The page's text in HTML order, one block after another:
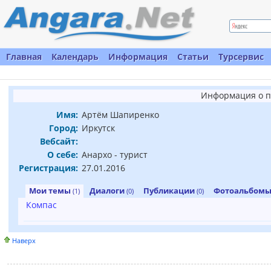
Главная Календарь Информация Статьи Турсервис
Информация о
Имя: Артём Шапиренко
Город: Иркутск
Вебсайт:
О себе: Анархо - турист
Регистрация: 27.01.2016
Мои темы (1) Диалоги (0) Публикации (0)
Компас
Наверх